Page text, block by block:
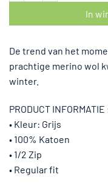
In
De trend van het
prachtige merino wol
winter.
PRODUCT INFORMATIE
• Kleur: Grijs
• 100% Katoen
• 1/2 Zip
• Regular fit